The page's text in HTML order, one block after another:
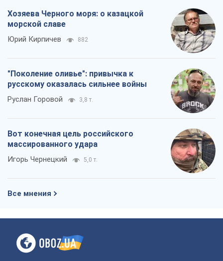
Хозяева Черного моря: о казацкой
морской славе
Юрий Кирпичев 882
"Поколение оливье": привычка к
русскому оказалась сильнее войны
Руслан Горовой 3,8 т.
Вот конечная цель российского
массированного удара
Игорь Чернецкий 5,0 т.
Все мнения